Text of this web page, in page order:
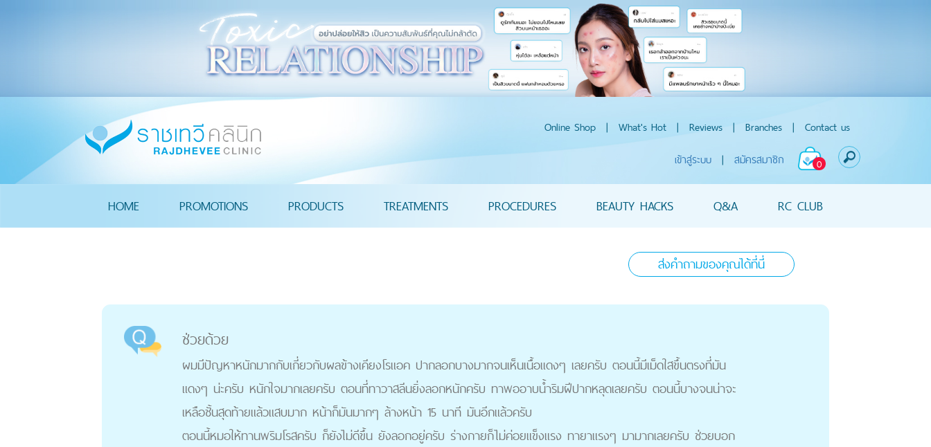
Online Shop | What's Hot | Reviews | Branches | Contact us
0
เข้าสู่ระบบ | สมัครสมาชิก
HOME PROMOTIONS PRODUCTS TREATMENTS PROCEDURES BEAUTY HACKS Q&A RC CLUB
ส่งคำถามของคุณได้ที่นี่
ช่วยด้วย
ผมมีปัญหาหนักมากกับเกี่ยวกับผลข้างเคียงโรแอค ปากลอกบางมากจนเห็นเนื้อเเดงๆ เลยครับ ตอนนี้มีเม็ดใสขึ้นตรงที่มัน
แดงๆ น่ะครับ หนักใจมากเลยครับ ตอนที่ทาวาสลีนยิ่งลอกหนักครับ ทาพออาบน้ำริมฝีปากหลุดเลยครับ ตอนนี้บางจนน่าจะ
เหลือชั้นสุดท้ายแล้วแสบมาก หน้าก็มันมากๆ ล้างหน้า 15 นาที มันอีกแล้วครับ
ตอนนี้หมอให้ทานพริมโรสครับ ก็ยังไม่ดีขึ้น ยังลอกอยู่ครับ ร่างกายก็ไม่ค่อยแข็งแรง ทายาแรงๆ มามากเลยครับ ช่วยบอก